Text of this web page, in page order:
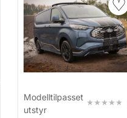
♡
Modelltilpasset
utstyr
★★★★★
★★★★★